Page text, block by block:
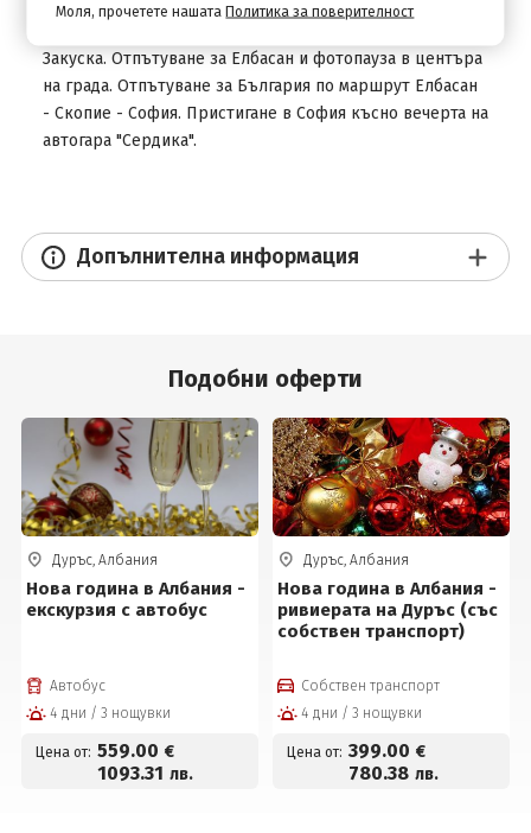
Закуска. Отпътуване за Елбасан и фотопауза в центъра
на града. Отпътуване за България по маршрут Елбасан
- Скопие - София. Пристигане в София късно вечерта на
автогара "Сердика".
Допълнителна информация
Подобни оферти
Дуръс, Албания
Нова година в Албания -
екскурзия с автобус
Автобус
4 дни / 3 нощувки
Цена от: 559.00 €
1093.31 лв.
Дуръс, Албания
Нова година в Албания -
ривиерата на Дуръс (със
собствен транспорт)
Собствен транспорт
4 дни / 3 нощувки
Цена от: 399.00 €
780.38 лв.
Моля, прочетете нашатаПолитика за поверителност